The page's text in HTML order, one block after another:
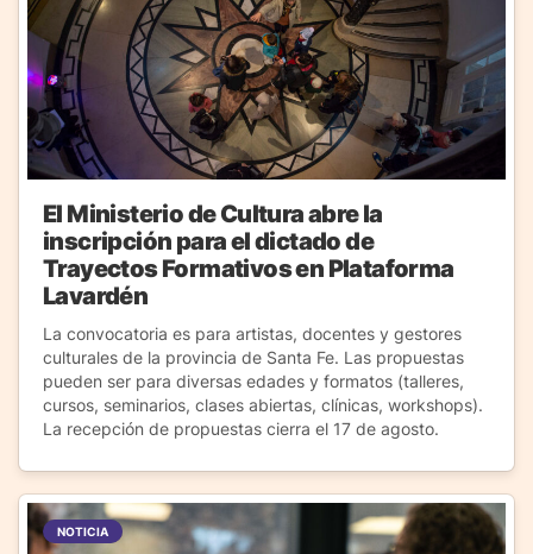
El Ministerio de Cultura abre la
inscripción para el dictado de
Trayectos Formativos en Plataforma
Lavardén
La convocatoria es para artistas, docentes y gestores
culturales de la provincia de Santa Fe. Las propuestas
pueden ser para diversas edades y formatos (talleres,
cursos, seminarios, clases abiertas, clínicas, workshops).
La recepción de propuestas cierra el 17 de agosto.
NOTICIA